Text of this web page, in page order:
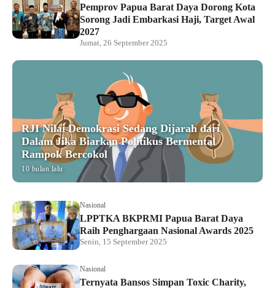
Pemprov Papua Barat Daya Dorong Kota
Sorong Jadi Embarkasi Haji, Target Awal
2027
Jumat, 26 September 2025
RJI Nilai Demokrasi Sedang Dijarah dari
Dalam Jika Biarkan Politikus Bermental
Rampok Bercokol
10 bulan lalu
Nasional
LPPTKA BKPRMI Papua Barat Daya
Raih Penghargaan Nasional Awards 2025
Senin, 15 September 2025
Nasional
Ternyata Bansos Simpan Toxic Charity,